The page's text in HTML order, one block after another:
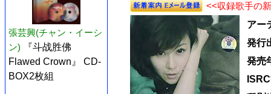
張芸興(チャン・イーシ
ン)
『斗战胜佛
Flawed Crown』 CD-
BOX2枚組
<<収録歌手の
アー
発行
発売